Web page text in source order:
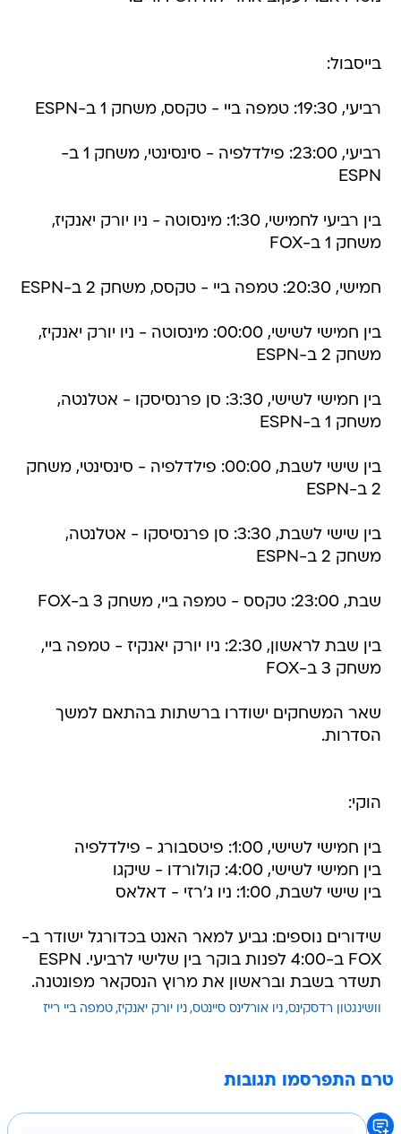
בייסבול:
רביעי, 19:30: טמפה ביי - טקסס, משחק 1 ב-ESPN
רביעי, 23:00: פילדלפיה - סינסינטי, משחק 1 ב-
ESPN
בין רביעי לחמישי, 1:30: מינסוטה - ניו יורק יאנקיז,
משחק 1 ב-FOX
חמישי, 20:30: טמפה ביי - טקסס, משחק 2 ב-ESPN
בין חמישי לשישי, 00:00: מינסוטה - ניו יורק יאנקיז,
משחק 2 ב-ESPN
בין חמישי לשישי, 3:30: סן פרנסיסקו - אטלנטה,
משחק 1 ב-ESPN
בין שישי לשבת, 00:00: פילדלפיה - סינסינטי, משחק
2 ב-ESPN
בין שישי לשבת, 3:30: סן פרנסיסקו - אטלנטה,
משחק 2 ב-ESPN
שבת, 23:00: טקסס - טמפה ביי, משחק 3 ב-FOX
בין שבת לראשון, 2:30: ניו יורק יאנקיז - טמפה ביי,
משחק 3 ב-FOX
שאר המשחקים ישודרו ברשתות בהתאם למשך
הסדרות.
הוקי:
בין חמישי לשישי, 1:00: פיטסבורג - פילדלפיה
בין חמישי לשישי, 4:00: קולורדו - שיקגו
בין שישי לשבת, 1:00: ניו ג'רזי - דאלאס
שידורים נוספים: גביע למאר האנט בכדורגל ישודר ב-
FOX ב-4:00 לפנות בוקר בין שלישי לרביעי. ESPN
תשדר בשבת ובראשון את מרוץ הנסקאר מפונטנה.
וושינגטון רדסקינס ניו אורלינס סיינטס ניו יורק יאנקיז טמפה ביי רייז
טרם התפרסמו תגובות